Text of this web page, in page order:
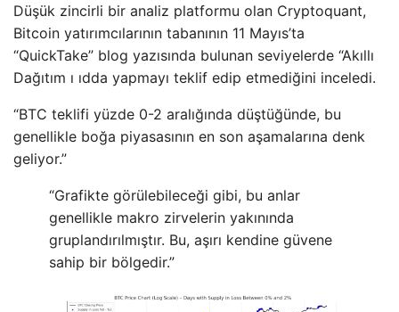
Düşük zincirli bir analiz platformu olan Cryptoquant,
Bitcoin yatırımcılarının tabanının 11 Mayıs’ta
“QuickTake” blog yazısında bulunan seviyelerde “Akıllı
Dağıtım ı ıdda yapmayı teklif edip etmediğini inceledi.
“BTC teklifi yüzde 0-2 aralığında düştüğünde, bu
genellikle boğa piyasasının en son aşamalarına denk
geliyor.”
“Grafikte görülebileceği gibi, bu anlar
genellikle makro zirvelerin yakınında
gruplandırılmıştır. Bu, aşırı kendine güvene
sahip bir bölgedir.”